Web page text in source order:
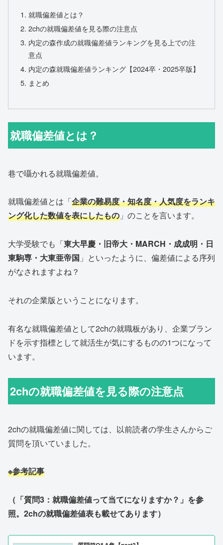
就職偏差値とは？
2chの就職偏差値を見る際の注意点
内定の森作成の就職偏差値ランキングを見る上での注
意点
内定の森就職偏差値ランキング【2024卒・2025卒版】
まとめ
就職偏差値とは？
巷で囁かれる就職偏差値。
就職偏差値とは「企業の難易度・知名度・人気度をランキ
ング化した数値を表にしたもの 」のことを言います。
大学受験でも「東大早慶・旧帝大・MARCH・成成明・日
東駒専・大東亜帝国 」といったように、偏差値による序列
がなされますよね？
それの企業版ということになります。
有名な就職偏差値として2chの就職板があり、企業ブラン
ドを示す指標として就活生が気にするものの1つになって
います。
2chの就職偏差値を見る際の注意点
2chの就職偏差値に関しては、以前読者の学生さんからご
質問を頂いていました。
※参考記事
（「質問3：就職偏差値って当てになりますか？」を参
照。2chの就職偏差値表も載せてあります）